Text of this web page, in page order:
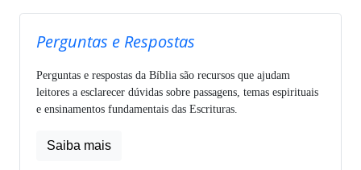
Perguntas e Respostas
Perguntas e respostas da Bíblia são recursos que ajudam
leitores a esclarecer dúvidas sobre passagens, temas espirituais
e ensinamentos fundamentais das Escrituras.
Saiba mais